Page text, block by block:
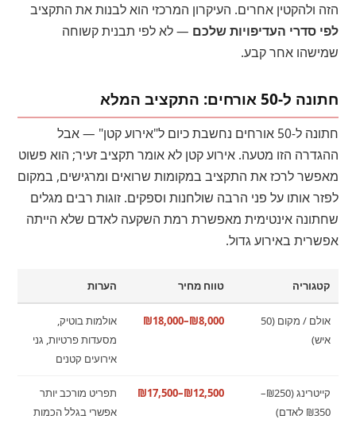
הזה ולהקטין אחרים. העיקרון המרכזי הוא לבנות את התקציב
לפי סדרי העדיפויות שלכם— לא לפי תבנית קשוחה
שמישהו אחר קבע.
חתונה ל-50 אורחים: התקציב המלא
חתונה ל-50 אורחים נחשבת כיום ל"אירוע קטן" — אבל
ההגדרה הזו מטעה. אירוע קטן לא אומר תקציב זעיר; הוא פשוט
מאפשר לרכז את התקציב במקומות שרואים ומרגישים, במקום
לפזר אותו על פני הרבה שולחנות וספקים. זוגות רבים מגלים
שחתונה אינטימית מאפשרת רמת השקעה לאדם שלא הייתה
אפשרית באירוע גדול.
קטגוריה טווח מחיר הערות
אולם / מקום (50
איש)
₪8,000–₪18,000
אולמות בוטיק,
מסעדות פרטיות, גני
אירועים קטנים
קייטרינג (₪250–
₪350 לאדם)
₪12,500–₪17,500
תפריט מורכב יותר
אפשרי בגלל הכמות